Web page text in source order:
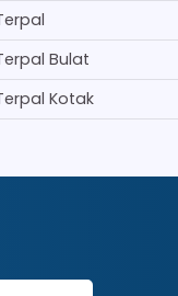
Bulat
Kotak